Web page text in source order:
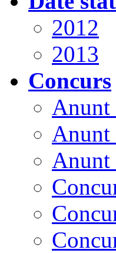
2012
2013
Concurs
Anunt
Anunt
Anunt